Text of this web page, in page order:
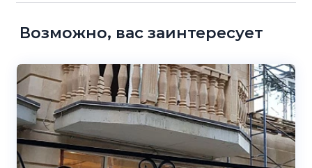
Возможно, вас заинтересует